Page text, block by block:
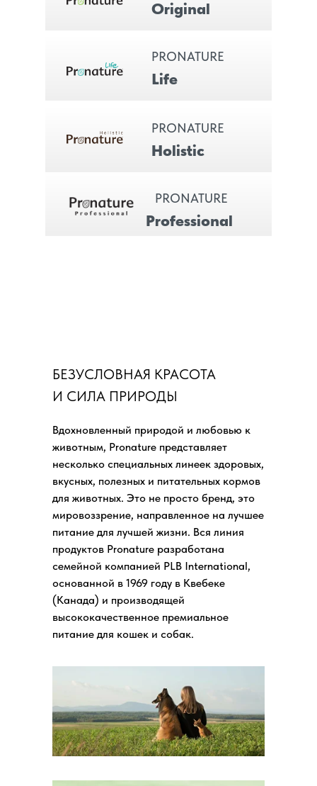
Original
Life
PRONATURE
Holistic
Professional
PRONATURE
PRONATURE
БЕЗУСЛОВНАЯ КРАСОТА
И СИЛА ПРИРОДЫ
Вдохновленный природой и любовью к
животным, Pronature представляет
несколько специальных линеек здоровых,
вкусных, полезных и питательных кормов
для животных. Это не просто бренд, это
мировоззрение, направленное на лучшее
питание для лучшей жизни. Вся линия
продуктов Pronature разработана
семейной компанией PLB International,
основанной в 1969 году в Квебеке
(Канада) и производящей
высококачественное премиальное
питание для кошек и собак.